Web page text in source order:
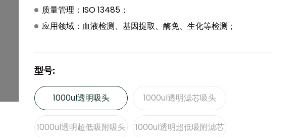
质量管理：ISO 13485；
应用领域：血液检测、基因提取、酶免、生化等检测；
型号:
1000ul透明吸头 1000ul透明滤芯吸头
1000ul透明超低吸附吸头
1000ul透明超低吸附滤芯